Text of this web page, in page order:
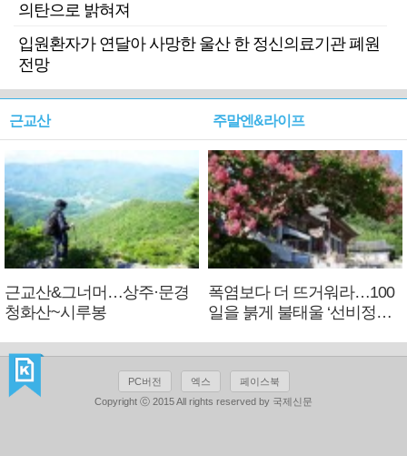
의탄으로 밝혀져
입원환자가 연달아 사망한 울산 한 정신의료기관 폐원
전망
근교산
근교산&그너머…상주·문경
청화산~시루봉
주말엔&라이프
폭염보다 더 뜨거워라…100
일을 붉게 불태울 ‘선비정신’
PC버전 엑스
페이스북
Copyright ⓒ 2015 All rights reserved by 국제신문